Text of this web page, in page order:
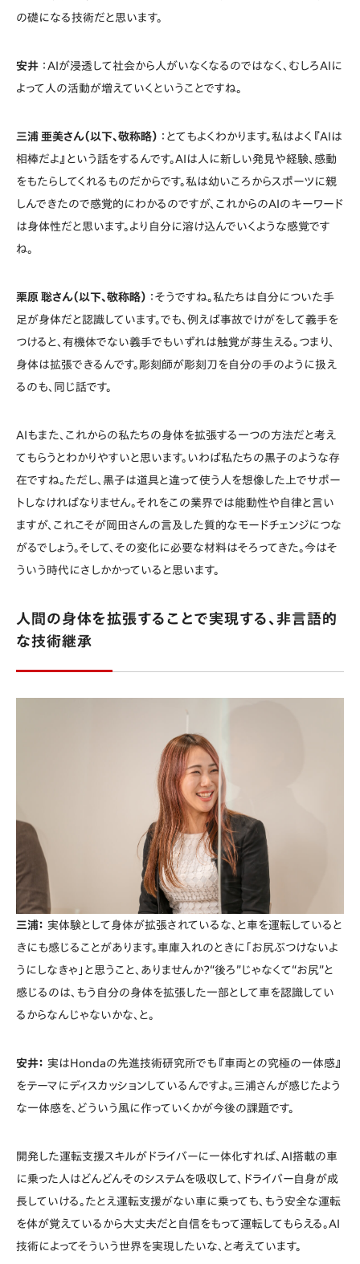
の礎になる技術だと思います。
安井 ：AIが浸透して社会から人がいなくなるのではなく、むしろAIに
よって人の活動が増えていくということですね。
三浦 亜美さん（以下、敬称略） ：とてもよくわかります。私はよく『AIは
相棒だよ』という話をするんです。AIは人に新しい発見や経験、感動
をもたらしてくれるものだからです。私は幼いころからスポーツに親
しんできたので感覚的にわかるのですが、これからのAIのキーワード
は身体性だと思います。より自分に溶け込んでいくような感覚です
ね。
栗原 聡さん（以下、敬称略） ：そうですね。私たちは自分についた手
足が身体だと認識しています。でも、例えば事故でけがをして義手を
つけると、有機体でない義手でもいずれは触覚が芽生える。つまり、
身体は拡張できるんです。彫刻師が彫刻刀を自分の手のように扱え
るのも、同じ話です。
AIもまた、これからの私たちの身体を拡張する一つの方法だと考え
てもらうとわかりやすいと思います。いわば私たちの黒子のような存
在ですね。ただし、黒子は道具と違って使う人を想像した上でサポー
トしなければなりません。それをこの業界では能動性や自律と言い
ますが、これこそが岡田さんの言及した質的なモードチェンジにつな
がるでしょう。そして、その変化に必要な材料はそろってきた。今はそ
ういう時代にさしかかっていると思います。
人間の身体を拡張することで実現する、非言語的
な技術継承
三浦： 実体験として身体が拡張されているな、と車を運転していると
きにも感じることがあります。車庫入れのときに「お尻ぶつけないよ
うにしなきゃ」と思うこと、ありませんか？“後ろ”じゃなくて“お尻”と
感じるのは、もう自分の身体を拡張した一部として車を認識してい
るからなんじゃないかな、と。
安井： 実はHondaの先進技術研究所でも『車両との究極の一体感』
をテーマにディスカッションしているんですよ。三浦さんが感じたよう
な一体感を、どういう風に作っていくかが今後の課題です。
開発した運転支援スキルがドライバーに一体化すれば、AI搭載の車
に乗った人はどんどんそのシステムを吸収して、ドライバー自身が成
長していける。たとえ運転支援がない車に乗っても、もう安全な運転
を体が覚えているから大丈夫だと自信をもって運転してもらえる。AI
技術によってそういう世界を実現したいな、と考えています。